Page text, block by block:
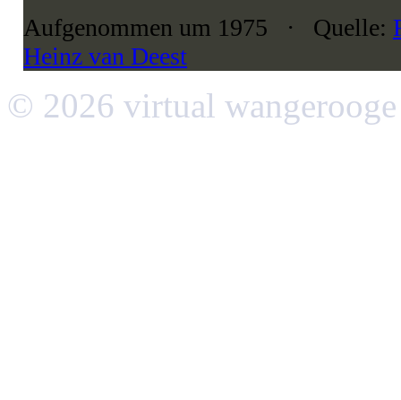
Aufgenommen um 1975 · Quelle:
Heinz van Deest
© 2026 virtual wangerooge